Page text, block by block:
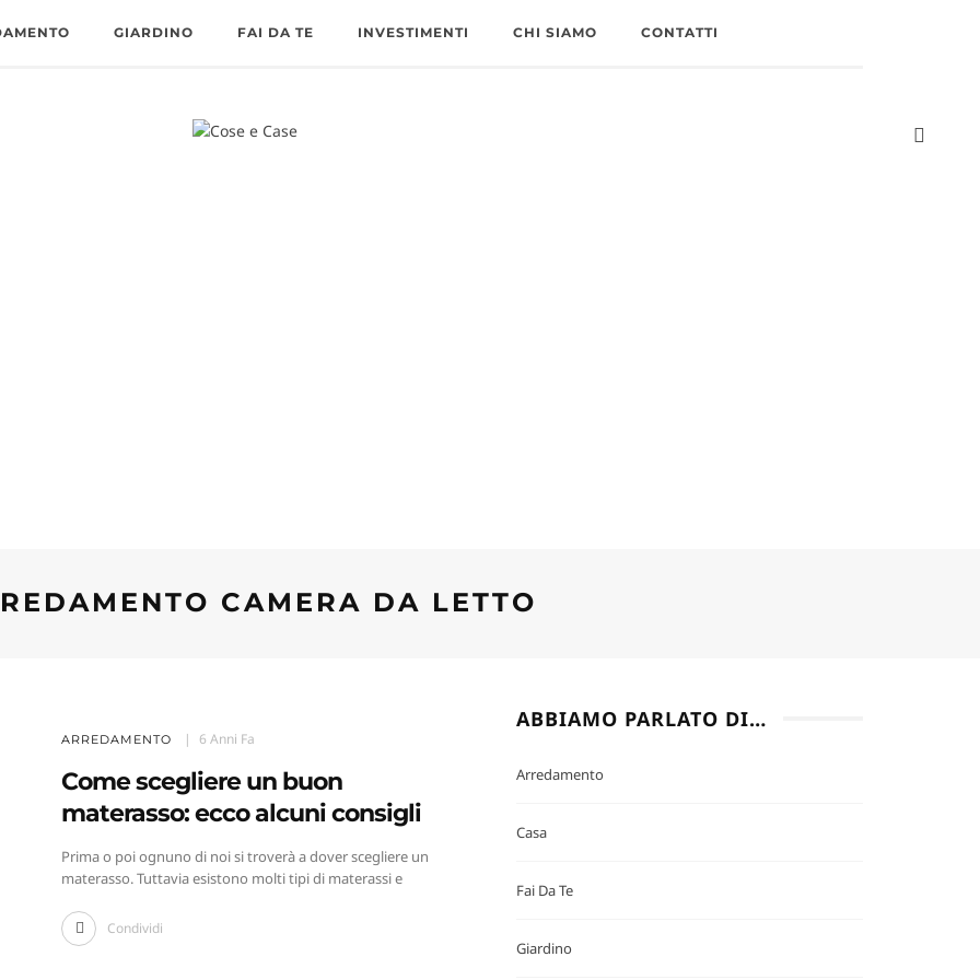
GIARDINO FAI DA TE INVESTIMENTI CHI SIAMO CONTATTI
CAMERA DA LETTO
ARREDAMENTO 6 Anni Fa
Come scegliere un buon
materasso: ecco alcuni consigli
Prima o poi ognuno di noi si troverà a dover scegliere un
materasso. Tuttavia esistono molti tipi di materassi e
Condividi
ABBIAMO PARLATO DI…
Arredamento
Casa
Fai Da Te
Giardino